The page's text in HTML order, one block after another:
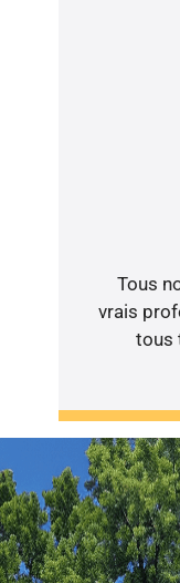
Tous
vrais
tous